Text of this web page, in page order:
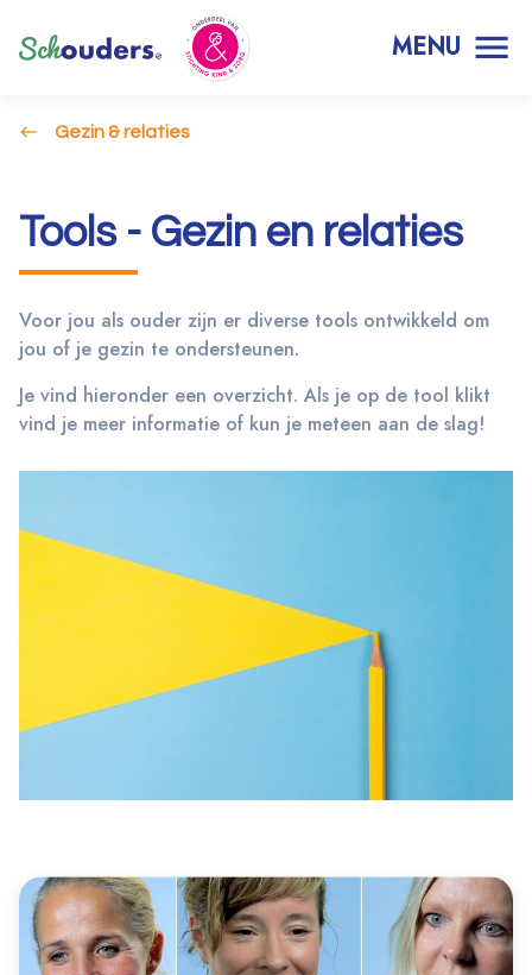
MENU
Gezin & relaties
Tools - Gezin en relaties
Voor jou als ouder zijn er diverse tools ontwikkeld om
jou of je gezin te ondersteunen.
Je vind hieronder een overzicht. Als je op de tool klikt
vind je meer informatie of kun je meteen aan de slag!